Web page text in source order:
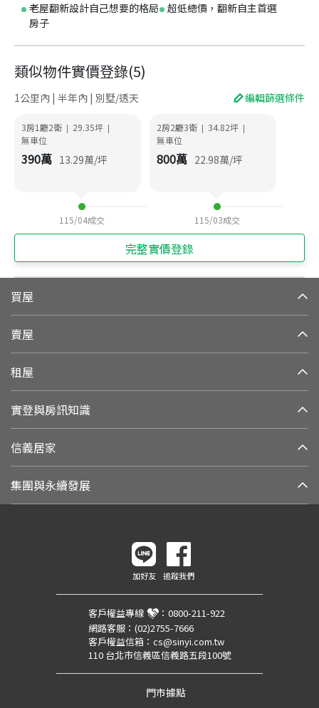
老屋翻新設計自己想要的格局
房子
超低總價，翻新自主首選
類似物件實價登錄(5)
1公里內 | 半年內 | 別墅/透天 編輯篩選條件
3房1廳2衛 | 29.35坪 |
無車位
390萬 13.29萬/坪
115/04成交
2房2廳3衛 | 34.82坪 |
無車位
800萬 22.98萬/坪
115/03成交
完整實價登錄
買屋
賣屋
租屋
實登與房訊知識
信義居家
集團與永續發展
加好友 追蹤我們
客戶權益專線 ： 0800-211-922
網路客服： (02)2755-7666
客戶權益信箱： cs@sinyi.com.tw
110 台北市信義區信義路五段100號
門市據點